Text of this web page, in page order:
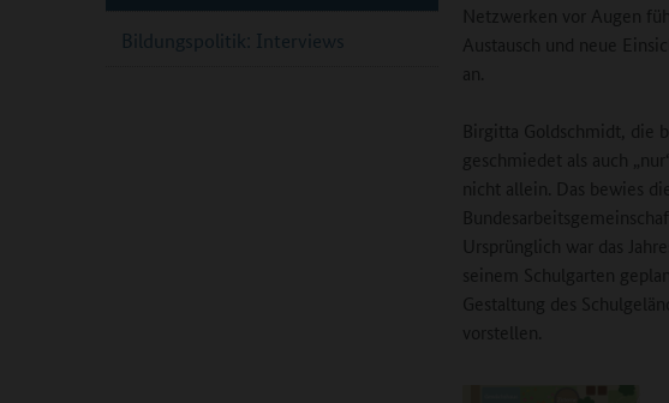
Netzwerken vor Augen
Austausch und neue
an.
Birgitta Goldschmidt, die
geschmiedet als auch
nicht allein. Das bewies
Ursprünglich war das
seinem Schulgarten
Gestaltung des
vorstellen.
Bildungspolitik: Interviews